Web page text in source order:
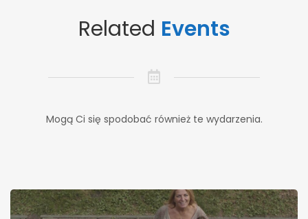
Related Events
Mogą Ci się spodobać również te wydarzenia.